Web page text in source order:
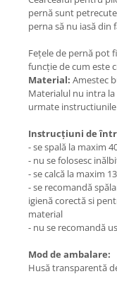
pernă sunt
perna să nu iasă din
Fețele de pernă pot
funcție de cum este
Material: Amestec
Materialul nu intra la
urmate
Instrucțiuni de
- se spală la maxim
- nu se folosesc
- se calcă la maxim
- se recomandă
igienă corectă si
- nu se recomandă
Mod de ambalare:
Husă transparentă